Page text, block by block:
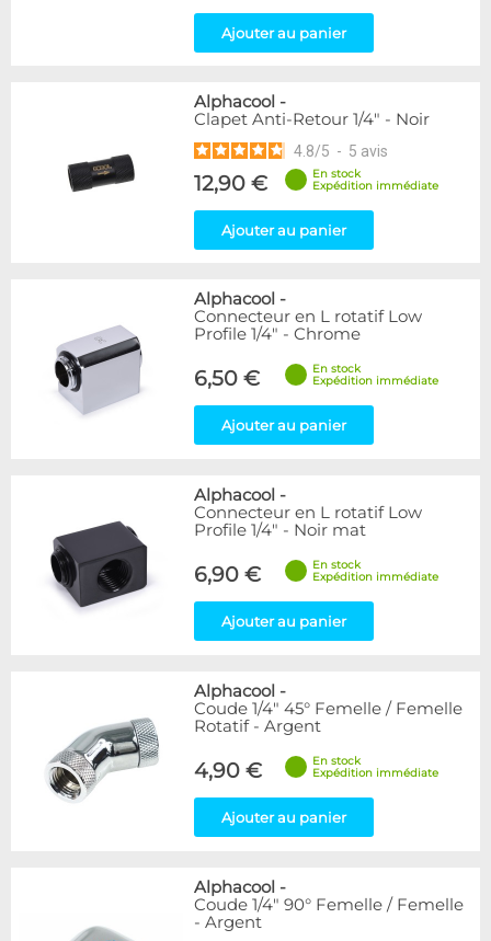
Ajouter au panier
Alphacool -
Clapet Anti-Retour 1/4" - Noir
4.8/5 - 5 avis
12,90 €
En stock
Expédition immédiate
Ajouter au panier
Alphacool -
Connecteur en L rotatif Low
Profile 1/4" - Chrome
6,50 €
En stock
Expédition immédiate
Ajouter au panier
Alphacool -
Connecteur en L rotatif Low
Profile 1/4" - Noir mat
6,90 €
En stock
Expédition immédiate
Ajouter au panier
Alphacool -
Coude 1/4" 45° Femelle / Femelle
Rotatif - Argent
4,90 €
En stock
Expédition immédiate
Ajouter au panier
Alphacool -
Coude 1/4" 90° Femelle / Femelle
- Argent